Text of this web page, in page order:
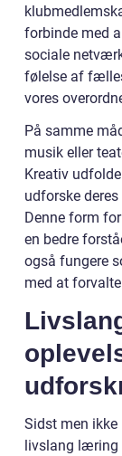
forbinde med
sociale
følelse af
vores
På samme
musik eller
Kreativ
udforske
Denne form
en bedre
også fungere
med at
Sidst men
livslang læring